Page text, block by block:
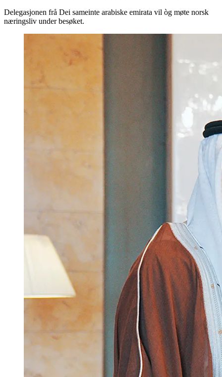
Delegasjonen frå Dei sameinte arabiske emirata vil òg møte norsk
næringsliv under besøket.